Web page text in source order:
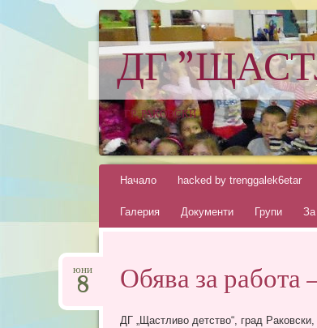
ДГ
ГР. РАКОВСКИ
SkipНачало hacked by trenggalek6etar
Галерия Документи Групи За
Обява за
юни
8
ДГ „Щастливо детство“, град